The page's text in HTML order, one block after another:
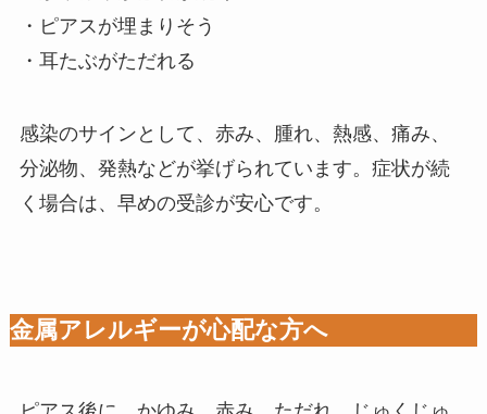
・ピアスが埋まりそう
・耳たぶがただれる
感染のサインとして、赤み、腫れ、熱感、痛み、
分泌物、発熱などが挙げられています。症状が続
く場合は、早めの受診が安心です。
金属アレルギーが心配な方へ